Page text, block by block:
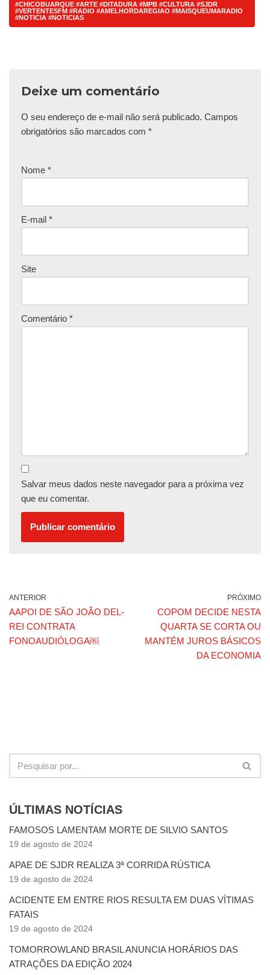
#CHICOBUARQUE #ARTE #DITADURA #MPB #CULTURA #SJDR
#VERTENTESFM #RADIO #AMELHORDAREGIAO #MAISQUEUMARADIO
#NOTICIA #NOTICIAS
Deixe um comentário
O seu endereço de e-mail não será publicado. Campos
obrigatórios são marcados com *
Nome *
E-mail *
Site
Comentário *
Salvar meus dados neste navegador para a próxima vez
que eu comentar.
ANTERIOR
AAPOI DE SÃO JOÃO DEL-
REI CONTRATA
FONOAUDIÓLOGA￼
PRÓXIMO
COPOM DECIDE NESTA
QUARTA SE CORTA OU
MANTÉM JUROS BÁSICOS
DA ECONOMIA
ÚLTIMAS NOTÍCIAS
FAMOSOS LAMENTAM MORTE DE SILVIO SANTOS
19 de agosto de 2024
APAE DE SJDR REALIZA 3ª CORRIDA RÚSTICA
19 de agosto de 2024
ACIDENTE EM ENTRE RIOS RESULTA EM DUAS VÍTIMAS
FATAIS
19 de agosto de 2024
TOMORROWLAND BRASIL ANUNCIA HORÁRIOS DAS
ATRAÇÕES DA EDIÇÃO 2024